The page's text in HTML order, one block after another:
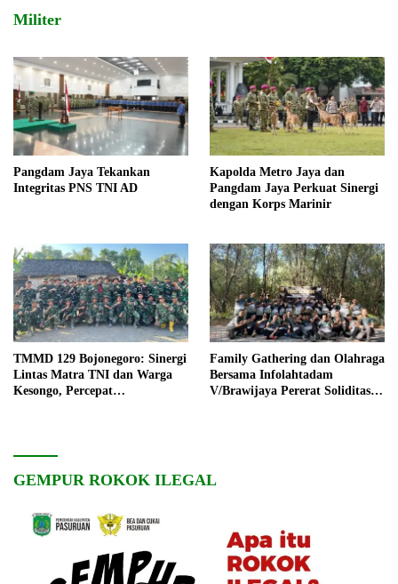
Militer
Pangdam Jaya Tekankan
Integritas PNS TNI AD
Kapolda Metro Jaya dan
Pangdam Jaya Perkuat Sinergi
dengan Korps Marinir
TMMD 129 Bojonegoro: Sinergi
Lintas Matra TNI dan Warga
Kesongo, Percepat
Family Gathering dan Olahraga
Bersama Infolahtadam
V/Brawijaya Pererat Soliditas
GEMPUR ROKOK ILEGAL